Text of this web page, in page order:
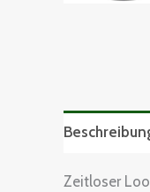
Zeitloser